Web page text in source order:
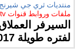
منتديات ثري جي شيرنج
ملفات وروابط قنوات iptv المجانية
لفتره طويلة 06/10/2017